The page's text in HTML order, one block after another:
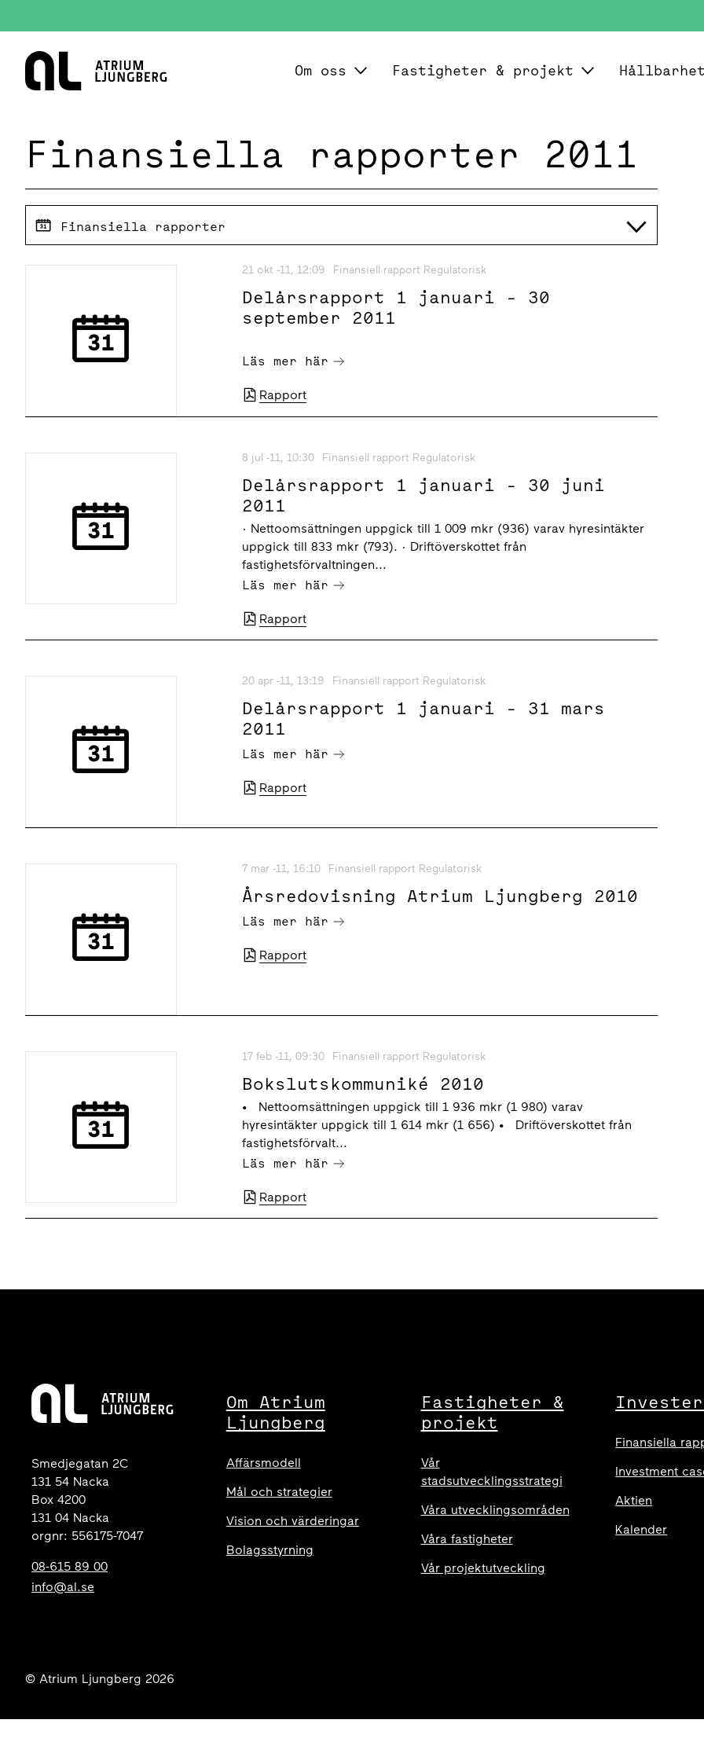
Hem
Om oss Fastigheter & projekt Hållbarhet
Finansiella rapporter 2011
Finansiella rapporter
21 okt -11, 12:09 Finansiell rapport Regulatorisk
Delårsrapport 1 januari - 30
september 2011
Läs mer här
Rapport
8 jul -11, 10:30 Finansiell rapport Regulatorisk
Delårsrapport 1 januari - 30 juni
2011
· Nettoomsättningen uppgick till 1 009 mkr (936) varav hyresintäkter
uppgick till 833 mkr (793). · Driftöverskottet från
fastighetsförvaltningen...
Läs mer här
Rapport
20 apr -11, 13:19 Finansiell rapport Regulatorisk
Delårsrapport 1 januari - 31 mars
2011
Läs mer här
Rapport
7 mar -11, 16:10 Finansiell rapport Regulatorisk
Årsredovisning Atrium Ljungberg 2010
Läs mer här
Rapport
17 feb -11, 09:30 Finansiell rapport Regulatorisk
Bokslutskommuniké 2010
• Nettoomsättningen uppgick till 1 936 mkr (1 980) varav
hyresintäkter uppgick till 1 614 mkr (1 656) • Driftöverskottet från
fastighetsförvalt...
Läs mer här
Rapport
Smedjegatan 2C
131 54 Nacka
Box 4200
131 04 Nacka
orgnr: 556175-7047
08-615 89 00
info@al.se
Om Atrium
Ljungberg
Affärsmodell
Mål och strategier
Vision och värderingar
Bolagsstyrning
Fastigheter &
projekt
Vår
stadsutvecklingsstrategi
Våra utvecklingsområden
Våra fastigheter
Vår projektutveckling
Finansiella
Investment
Aktien
Kalender
© Atrium Ljungberg 2026